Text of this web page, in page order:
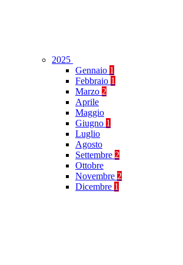
2025
Gennaio 1
Febbraio 1
Marzo 2
Aprile
Maggio
Giugno 1
Luglio
Agosto
Settembre 2
Ottobre
Novembre 2
Dicembre 1